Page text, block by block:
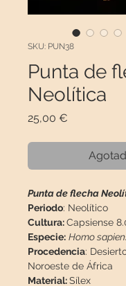
SKU: PUN38
Punta de
Neolítica
25,00 €
Punta de flecha
Periodo: Neolítico
Cultura:Capsiense
Especie: Homo
Procedencia:
Noroeste de África
Material:Sílex